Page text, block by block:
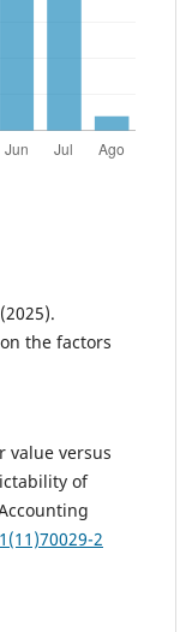
the factors
value versus
of
2